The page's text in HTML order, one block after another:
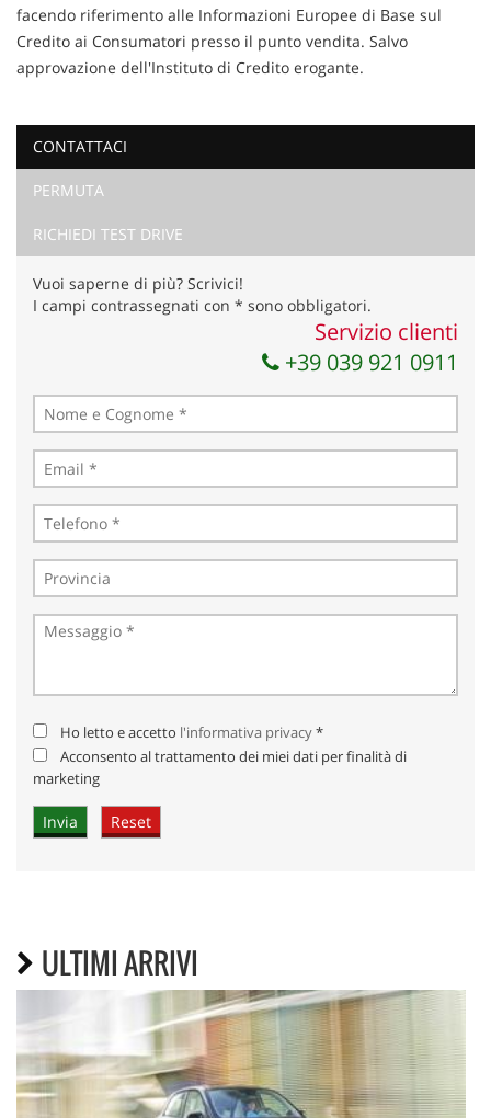
Ho letto e accetto
marketing
Invia la tua richiesta
facendo riferimento alle Informazioni Europee di Base sul
Credito ai Consumatori presso il punto vendita. Salvo
approvazione dell'Instituto di Credito erogante.
CONTATTACI
PERMUTA
RICHIEDI TEST DRIVE
Vuoi saperne di più? Scrivici!
I campi contrassegnati con * sono obbligatori.
Servizio clienti
+39 039 921 0911
Ho letto e accetto l'informativa privacy*
Acconsento al trattamento dei miei dati per finalità di
marketing
ULTIMI ARRIVI